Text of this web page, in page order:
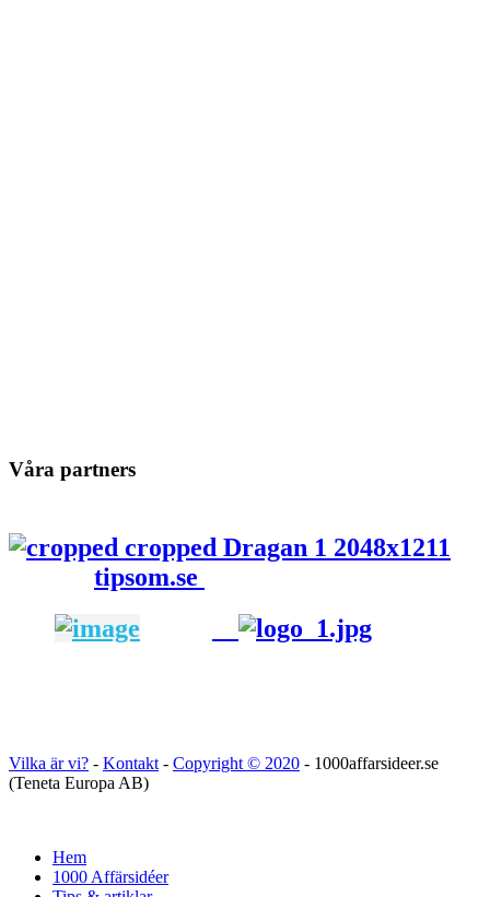
Våra partners
tipsom.se
Vilka är vi? - Kontakt - Copyright © 2020 - 1000affarsideer.se
(Teneta Europa AB)
Hem
1000 Affärsidéer